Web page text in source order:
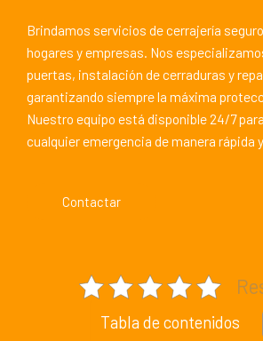
Brindamos servicios de cerrajería
hogares y empresas. Nos
puertas, instalación de cerraduras y
garantizando siempre la máxima
Nuestro equipo está disponible 24/7
cualquier emergencia de manera rápida
Contactar
Tabla de contenidos